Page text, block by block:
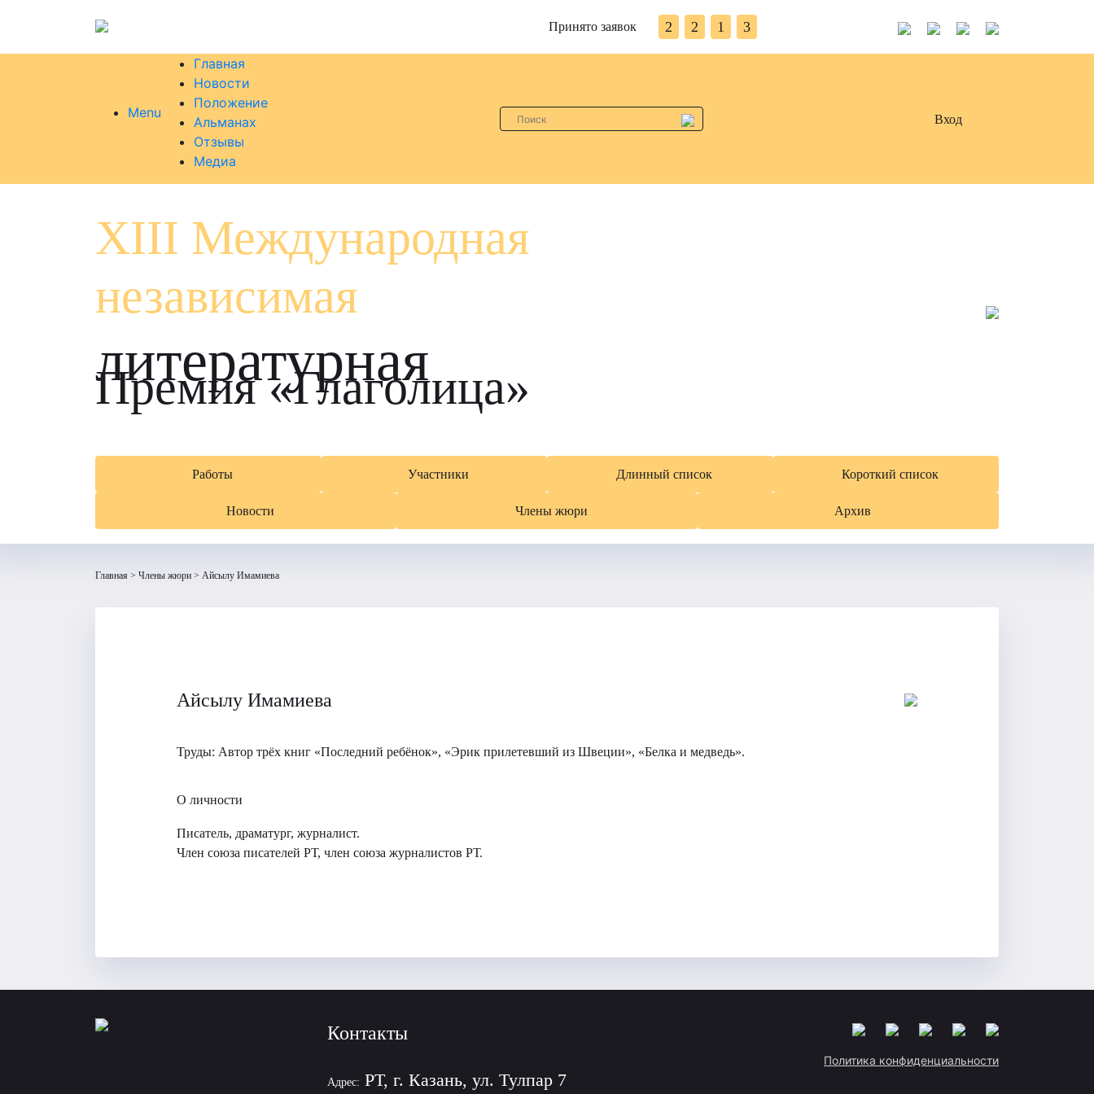
Принято заявок 2 2 1 3
Menu
Главная
Новости
Положение
Альманах
Отзывы
Медиа
Вход
XIII Международная
независимая
литературная
Премия «Глаголица»
Работы Участники Длинный список Короткий список
Новости Члены жюри Архив
Главная Члены жюри Айсылу Имамиева
Айсылу Имамиева
Труды: Автор трёх книг «Последний ребёнок», «Эрик прилетевший из Швеции», «Белка и медведь».
О личности
Писатель, драматург, журналист.
Член союза писателей РТ, член союза журналистов РТ.
Контакты
Адрес: РТ, г. Казань, ул. Тулпар 7
Политика конфиденциальности